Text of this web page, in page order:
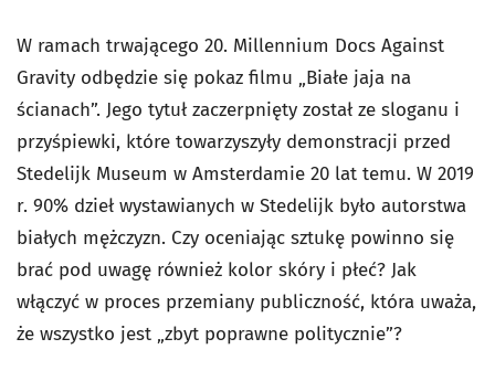
W ramach trwającego 20. Millennium Docs Against
Gravity odbędzie się pokaz filmu „Białe jaja na
ścianach”. Jego tytuł zaczerpnięty został ze sloganu i
przyśpiewki, które towarzyszyły demonstracji przed
Stedelijk Museum w Amsterdamie 20 lat temu. W 2019
r. 90% dzieł wystawianych w Stedelijk było autorstwa
białych mężczyzn. Czy oceniając sztukę powinno się
brać pod uwagę również kolor skóry i płeć? Jak
włączyć w proces przemiany publiczność, która uważa,
że wszystko jest „zbyt poprawne politycznie”?